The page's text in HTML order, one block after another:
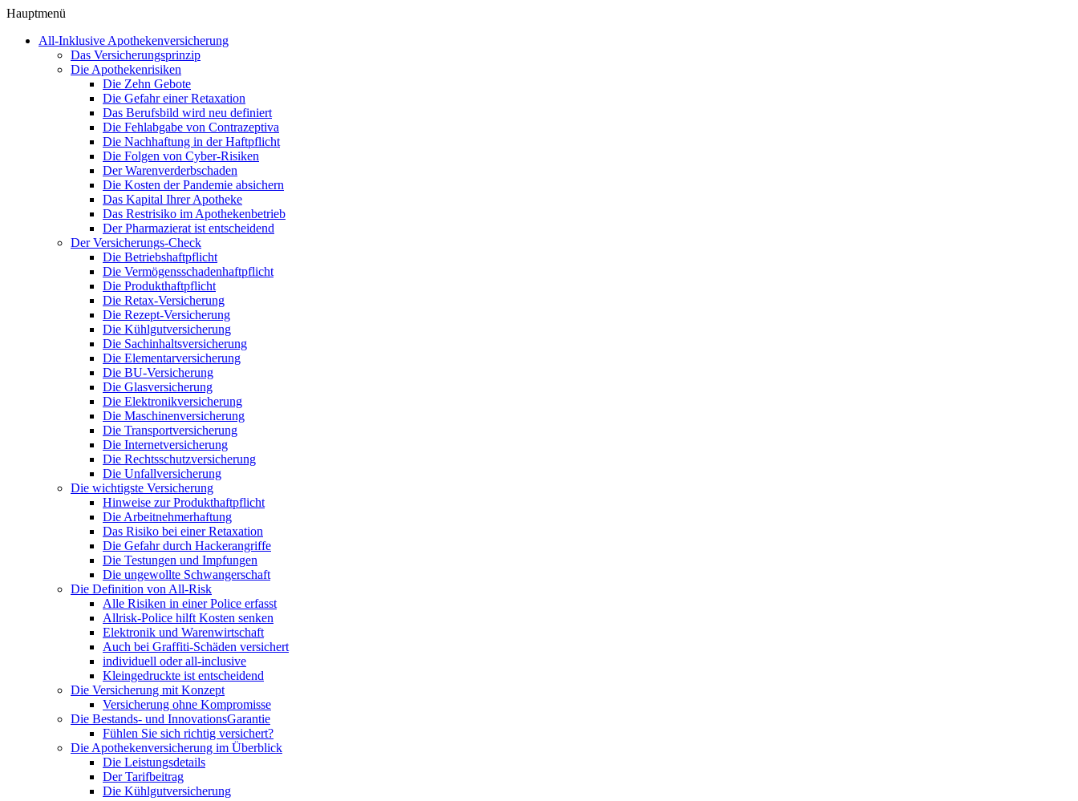
Hauptmenü
All-Inklusive Apothekenversicherung
Das Versicherungsprinzip
Die Apothekenrisiken
Die Zehn Gebote
Die Gefahr einer Retaxation
Das Berufsbild wird neu definiert
Die Fehlabgabe von Contrazeptiva
Die Nachhaftung in der Haftpflicht
Die Folgen von Cyber-Risiken
Der Warenverderbschaden
Die Kosten der Pandemie absichern
Das Kapital Ihrer Apotheke
Das Restrisiko im Apothekenbetrieb
Der Pharmazierat ist entscheidend
Der Versicherungs-Check
Die Betriebshaftpflicht
Die Vermögensschadenhaftpflicht
Die Produkthaftpflicht
Die Retax-Versicherung
Die Rezept-Versicherung
Die Kühlgutversicherung
Die Sachinhaltsversicherung
Die Elementarversicherung
Die BU-Versicherung
Die Glasversicherung
Die Elektronikversicherung
Die Maschinenversicherung
Die Transportversicherung
Die Internetversicherung
Die Rechtsschutzversicherung
Die Unfallversicherung
Die wichtigste Versicherung
Hinweise zur Produkthaftpflicht
Die Arbeitnehmerhaftung
Das Risiko bei einer Retaxation
Die Gefahr durch Hackerangriffe
Die Testungen und Impfungen
Die ungewollte Schwangerschaft
Die Definition von All-Risk
Alle Risiken in einer Police erfasst
Allrisk-Police hilft Kosten senken
Elektronik und Warenwirtschaft
Auch bei Graffiti-Schäden versichert
individuell oder all-inclusive
Kleingedruckte ist entscheidend
Die Versicherung mit Konzept
Versicherung ohne Kompromisse
Die Bestands- und InnovationsGarantie
Fühlen Sie sich richtig versichert?
Die Apothekenversicherung im Überblick
Die Leistungsdetails
Der Tarifbeitrag
Die Kühlgutversicherung